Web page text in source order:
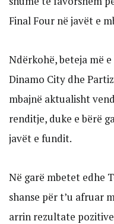
Final Four në javët e
Ndërkohë, beteja më
Dinamo City dhe
mbajnë aktualisht
renditje, duke e bërë
javët e fundit.
Në garë mbetet edhe
shanse për t’u afruar
arrin rezultate